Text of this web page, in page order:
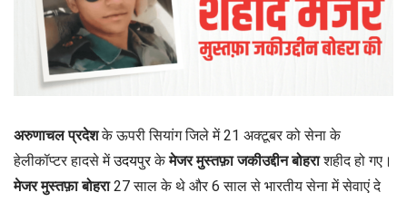
अरुणाचल प्रदेशके ऊपरी सियांग जिले में 21 अक्टूबर को सेना के
हेलीकॉप्टर हादसे मेंउदयपुरकेमेजर मुस्तफ़ा जकीउद्दीन बोहराशहीद हो गए।
मेजर मुस्तफ़ा बोहरा27 साल के थे और 6 साल से भारतीय सेना में सेवाएं दे